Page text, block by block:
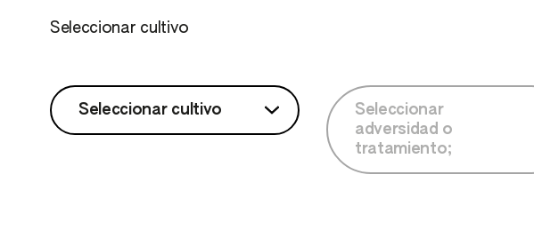
Seleccionar cultivo
Seleccionar cultivo
Seleccionar
adversidad o
tratamiento;